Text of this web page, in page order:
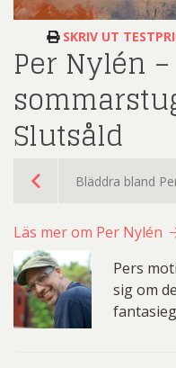
SKRIV UT
Per Nylén
Slutsåld
Bläddra bland
Läs mer om Per Nylén
Pers
sig om